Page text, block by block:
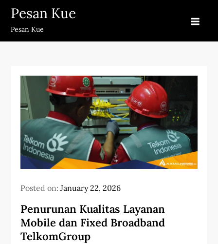
Skip
content
Pesan Kue
Pesan Kue
Posted on:January 22, 2026
Penurunan Kualitas Layanan
Mobile dan Fixed Broadband
TelkomGroup